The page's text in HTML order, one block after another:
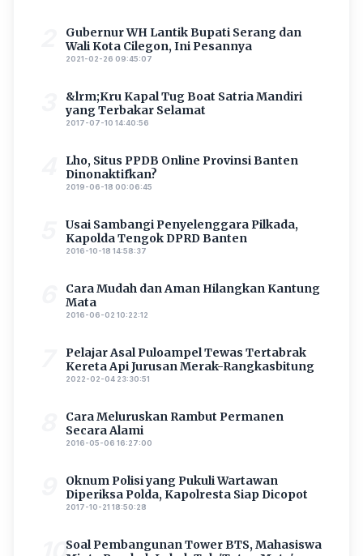
Gubernur WH Lantik Bupati Serang dan
Wali Kota Cilegon, Ini Pesannya
2021-02-26 09:45:07
&lrm;Kru Kapal Tug Boat Satria Mandiri
yang Terbakar Selamat
2017-07-10 14:40:56
Lho, Situs PPDB Online Provinsi Banten
Dinonaktifkan?
2019-06-18 00:06:45
Usai Sambangi Penyelenggara Pilkada,
Kapolda Tengok DPRD Banten
2016-10-18 14:58:37
Cara Mudah dan Aman Hilangkan Kantung
Mata
2016-06-02 10:22:12
Pelajar Asal Puloampel Tewas Tertabrak
Kereta Api Jurusan Merak-Rangkasbitung
2022-02-04 23:30:51
Cara Meluruskan Rambut Permanen
Secara Alami
2016-05-06 16:27:00
Oknum Polisi yang Pukuli Wartawan
Diperiksa Polda, Kapolresta Siap Dicopot
2017-10-21 18:50:28
Soal Pembangunan Tower BTS, Mahasiswa